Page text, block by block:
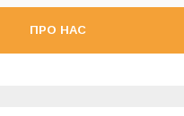
ПРО НАС